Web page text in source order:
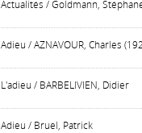
Actualités / Goldmann,
Adieu / AZNAVOUR, Charles
L'adieu / BARBELIVIEN, Didier
Adieu / Bruel, Patrick